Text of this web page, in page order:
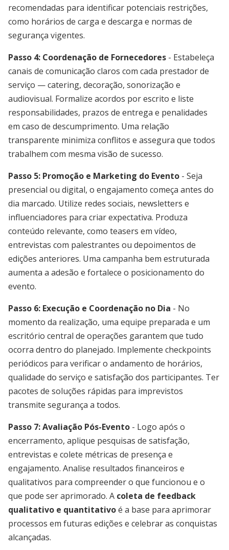
recomendadas para identificar potenciais restrições,
como horários de carga e descarga e normas de
segurança vigentes.
Passo 4: Coordenação de Fornecedores - Estabeleça
canais de comunicação claros com cada prestador de
serviço — catering, decoração, sonorização e
audiovisual. Formalize acordos por escrito e liste
responsabilidades, prazos de entrega e penalidades
em caso de descumprimento. Uma relação
transparente minimiza conflitos e assegura que todos
trabalhem com mesma visão de sucesso.
Passo 5: Promoção e Marketing do Evento - Seja
presencial ou digital, o engajamento começa antes do
dia marcado. Utilize redes sociais, newsletters e
influenciadores para criar expectativa. Produza
conteúdo relevante, como teasers em vídeo,
entrevistas com palestrantes ou depoimentos de
edições anteriores. Uma campanha bem estruturada
aumenta a adesão e fortalece o posicionamento do
evento.
Passo 6: Execução e Coordenação no Dia - No
momento da realização, uma equipe preparada e um
escritório central de operações garantem que tudo
ocorra dentro do planejado. Implemente checkpoints
periódicos para verificar o andamento de horários,
qualidade do serviço e satisfação dos participantes. Ter
pacotes de soluções rápidas para imprevistos
transmite segurança a todos.
Passo 7: Avaliação Pós-Evento - Logo após o
encerramento, aplique pesquisas de satisfação,
entrevistas e colete métricas de presença e
engajamento. Analise resultados financeiros e
qualitativos para compreender o que funcionou e o
que pode ser aprimorado. A coleta de feedback
qualitativo e quantitativoé a base para aprimorar
processos em futuras edições e celebrar as conquistas
alcançadas.